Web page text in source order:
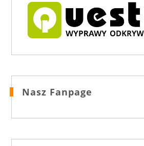
Nasz Fanpage